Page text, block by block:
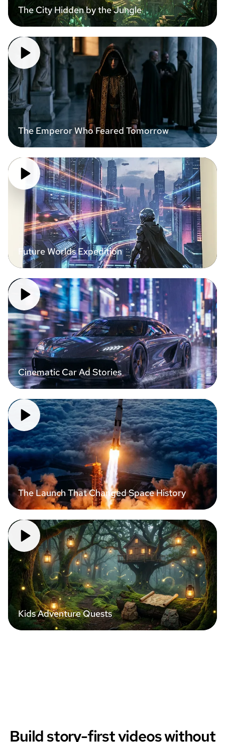
The City Hidden by the Jungle
The Emperor Who Feared Tomorrow
Future Worlds Expedition
Cinematic Car Ad Stories
The Launch That Changed Space History
Kids Adventure Quests
Build story-first videos without